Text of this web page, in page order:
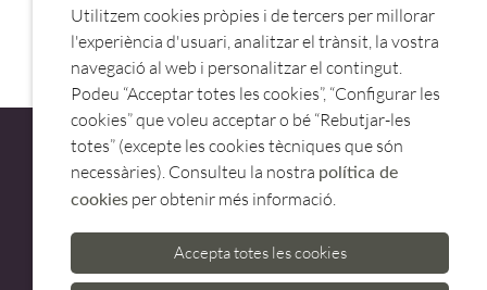
CUCHILLO COCINERO 25CM MANHATTAN 1608.ARCOS
ATENCIÓ AL CLIENT
973 500 580
Utilitzem cookies pròpies i de tercers per millorar
l'experiència d'usuari, analitzar el trànsit, la vostra
navegació al web i personalitzar el contingut.
Podeu “Acceptar totes les cookies”, “Configurar les
cookies” que voleu acceptar o bé “Rebutjar-les
totes” (excepte les cookies tècniques que són
necessàries). Consulteu la nostra política de
cookies per obtenir més informació.
Accepta totes les cookies